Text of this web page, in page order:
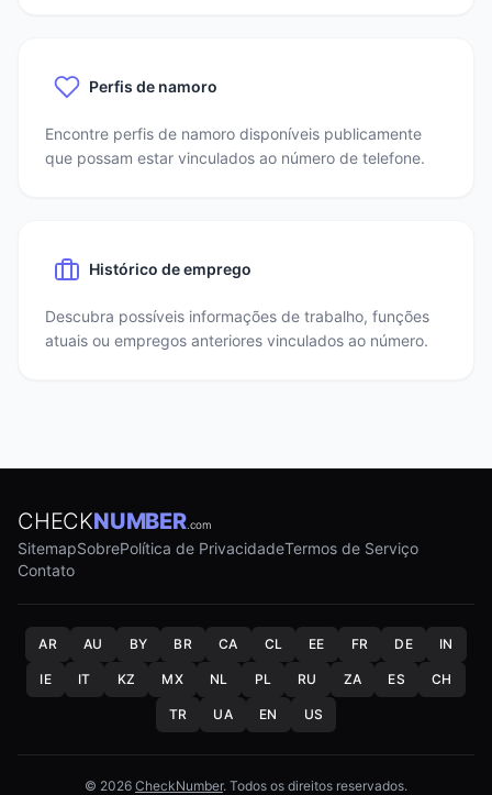
Perfis de namoro
Encontre perfis de namoro disponíveis publicamente
que possam estar vinculados ao número de telefone.
Histórico de emprego
Descubra possíveis informações de trabalho, funções
atuais ou empregos anteriores vinculados ao número.
CHECKNUMBER.com
SitemapSobrePolítica de PrivacidadeTermos de Serviço
Contato
AR AU BY BR CA CL EE FR DE IN
IE IT KZ MX NL PL RU ZA ES CH
TR UA EN US
© 2026 CheckNumber. Todos os direitos reservados.